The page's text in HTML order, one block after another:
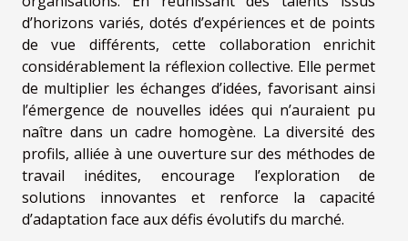
d’horizons variés, dotés d’expériences et de points
de vue différents, cette collaboration enrichit
considérablement la réflexion collective. Elle permet
de multiplier les échanges d’idées, favorisant ainsi
l’émergence de nouvelles idées qui n’auraient pu
naître dans un cadre homogène. La diversité des
profils, alliée à une ouverture sur des méthodes de
travail inédites, encourage l’exploration de
solutions innovantes et renforce la capacité
d’adaptation face aux défis évolutifs du marché.